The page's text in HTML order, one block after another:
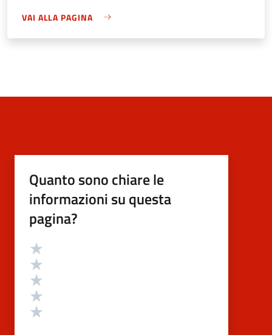
VAI ALLA PAGINA
Quanto sono chiare le
informazioni su questa
pagina?
Valutazione